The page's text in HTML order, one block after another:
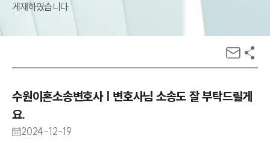
게재하였습니다.
수원이혼소송변호사 | 변호사님 소송도 잘 부탁드릴게
요.
2024-12-19